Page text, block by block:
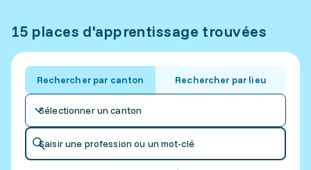
15 places d'apprentissage trouvées
Rechercher par canton Rechercher par lieu
Sélectionner un canton
Saisir une profession ou un mot-clé